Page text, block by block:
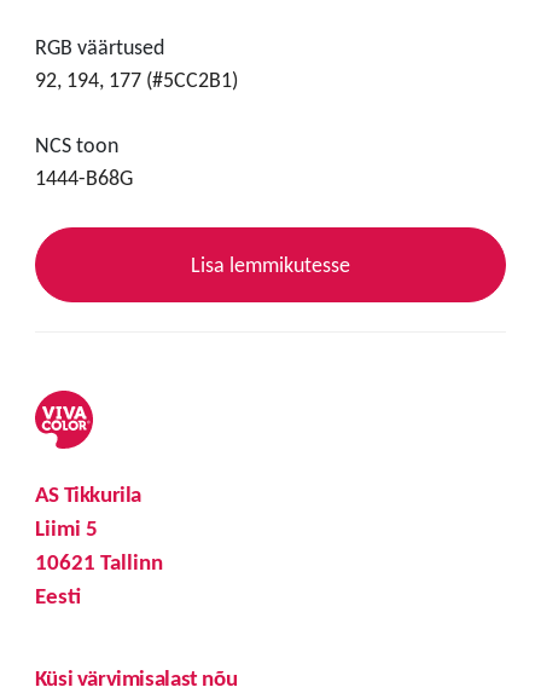
RGB väärtused
92, 194, 177 (#5CC2B1)
NCS toon
1444-B68G
Lisa lemmikutesse
AS Tikkurila
Liimi 5
10621 Tallinn
Eesti
Küsi värvimisalast nõu